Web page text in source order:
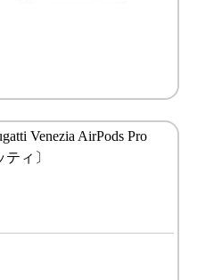
Venezia AirPods Pro
ィ〕